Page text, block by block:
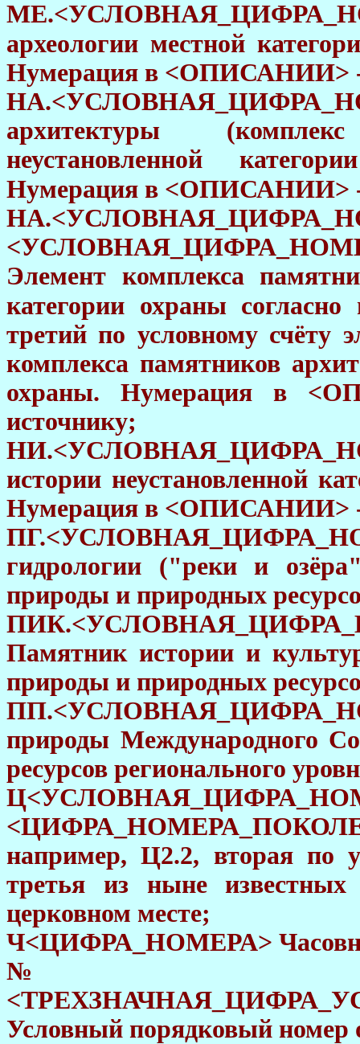
археологии местной
Нумерация в <ОПИСАНИИ> -
архитектуры
неустановленной
Нумерация в <ОПИСАНИИ> -
Элемент комплекса
категории охраны
третий по условному счёту
комплекса памятников
охраны. Нумерация в
источнику;
истории неустановленной
Нумерация в <ОПИСАНИИ> -
гидрологии ("реки и
природы и природных
Памятник истории и
природы и природных
природы Международного
ресурсов регионального
например, Ц2.2, вторая по
третья из ныне
церковном месте;
Ч<ЦИФРА_НОМЕРА>
№
Условный порядковый номер